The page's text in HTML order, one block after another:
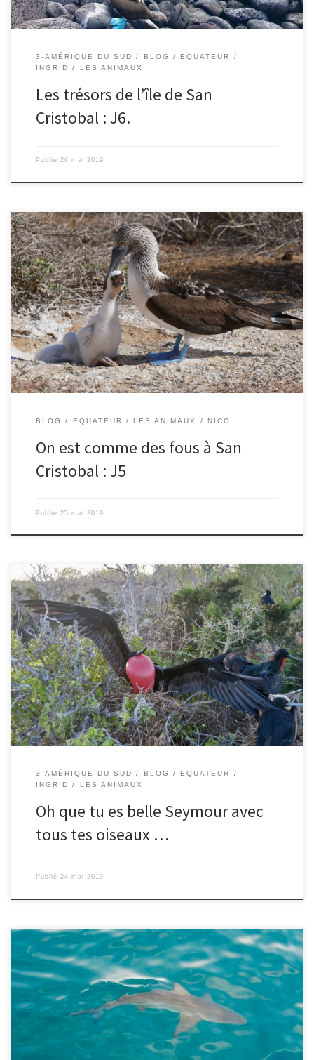
3-AMÉRIQUE DU SUD BLOG
EQUATEUR
INGRID
LES ANIMAUX
Les trésors de l’île de San
Cristobal : J6.
Publié 26 mai 2019
24/05/2019 – Nico. Il nous aura fallu une nuit entière de navigation
pour rejoindre le point le plus à l’est des Galapagos. Nous sommes
ce matin à Pitt Point sur l’île de San Cristobal. L’avantage de visiter
les Galapagos en croisière, c’est que nous atteignons ainsi des
endroits uniquement accessibles […]
BLOG EQUATEUR LES ANIMAUX NICO
On est comme des fous à San
Cristobal : J5
Publié 25 mai 2019
Le 23/05/2019 – Ingrid. Très tôt, à 6h du matin, nous débarquons
sur l’île de Seymour nord pour aller observer les fous à pattes
bleues (appelés Booby en anglais) et des frégates au cou rouge
qui se gonfle en période de reproduction. Et dès nos premiers pas
sur l’ile, […]
3-AMÉRIQUE DU SUD BLOG
EQUATEUR
INGRID
LES ANIMAUX
Oh que tu es belle Seymour avec
tous tes oiseaux …
Publié 24 mai 2019
Le 21/05/2019 – Ingrid. A 13h30, nous débarquons sur la plage
Espumilla cette fois, pour un temps de balade et de baignade
tranquille. La plage est magnifique. Nous nous amusons à regarder
les milliers de petits crabes de sable qui se cachent dans leur trou
dès qu’on s’approche un […]